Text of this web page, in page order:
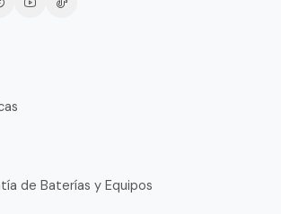
de Baterías y Equipos